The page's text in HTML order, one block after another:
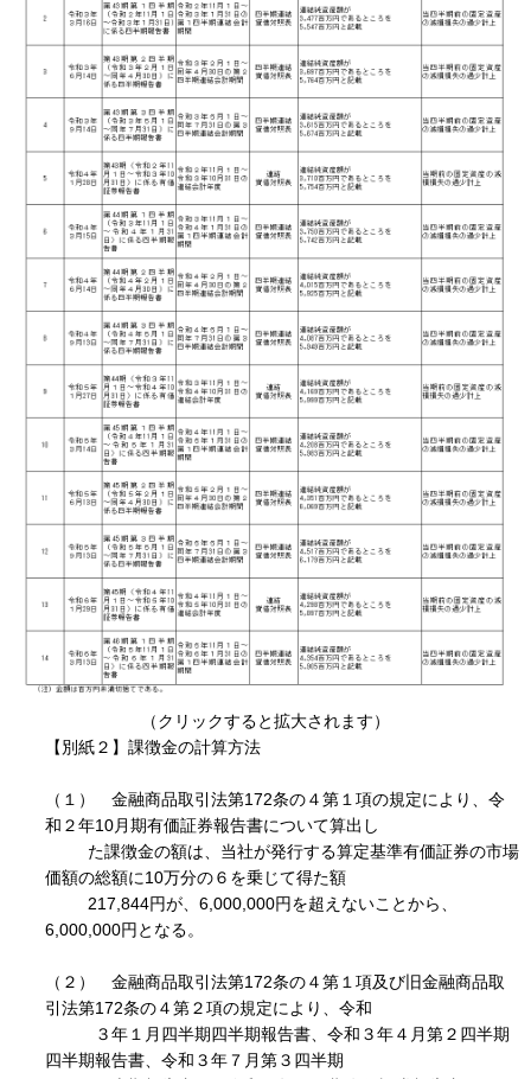
（クリックすると拡大されます）
【別紙２】課徴金の計算方法
（１） 金融商品取引法第172条の４第１項の規定により、令
和２年10月期有価証券報告書について算出し
た課徴金の額は、当社が発行する算定基準有価証券の市場
価額の総額に10万分の６を乗じて得た額
217,844円が、6,000,000円を超えないことから、
6,000,000円となる。
（２） 金融商品取引法第172条の４第１項及び旧金融商品取
引法第172条の４第２項の規定により、令和
３年１月四半期四半期報告書、令和３年４月第２四半期
四半期報告書、令和３年７月第３四半期